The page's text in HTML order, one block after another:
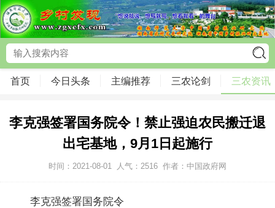
首页 今日头条 主编推荐 三农论剑 三农资讯
李克强签署国务院令！禁止强迫农民搬迁退
出宅基地，9月1日起施行
时间：2021-08-01 人气： 2516 作者：中国政府网
李克强签署国务院令